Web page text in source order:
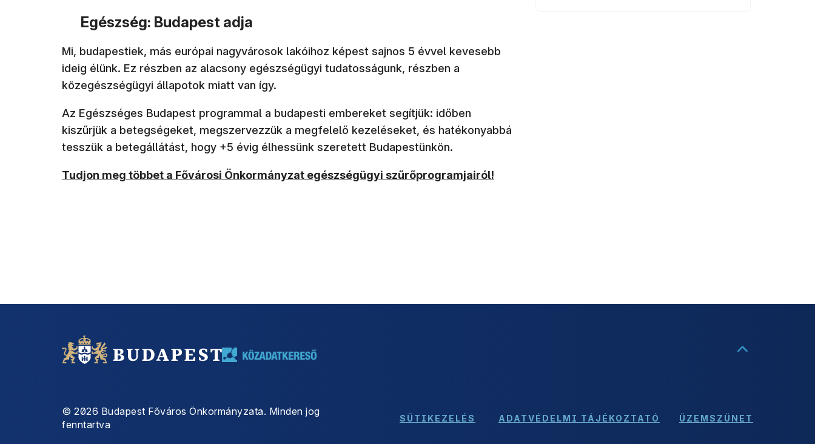
Egészség: Budapest adja
Mi, budapestiek, más európai nagyvárosok lakóihoz képest sajnos 5 évvel kevesebb
ideig élünk. Ez részben az alacsony egészségügyi tudatosságunk, részben a
közegészségügyi állapotok miatt van így.
Az Egészséges Budapest programmal a budapesti embereket segítjük: időben
kiszűrjük a betegségeket, megszervezzük a megfelelő kezeléseket, és hatékonyabbá
tesszük a betegállátást, hogy +5 évig élhessünk szeretett Budapestünkön.
Tudjon meg többet a Fővárosi Önkormányzat egészségügyi szűrőprogramjairól!
© 2026 Budapest Főváros Önkormányzata. Minden jog
fenntartva
SÜTIKEZELÉS ADATVÉDELMI TÁJÉKOZTATÓ ÜZEMSZÜNET